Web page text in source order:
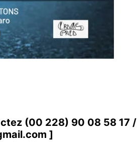
(00 228) 90 08 58 17 /
]